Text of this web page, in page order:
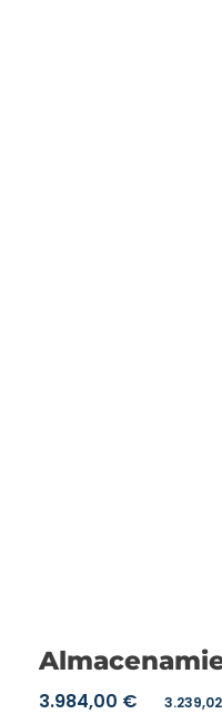
3.984,00 € 3.239,02